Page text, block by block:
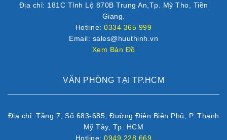
Địa chỉ: 181C Tỉnh Lộ 870B Trung An,Tp. Mỹ Tho, Tiền
Giang.
Hotline:0334 365 999
Email: sales@huuthinh.vn
Xem Bản Đồ
VĂN PHÒNG TẠI TP.HCM
Địa chỉ: Tầng 7, Số 683-685, Đường Điện Biên Phủ, P. Thạnh
Mỹ Tây, Tp. HCM
Hotline:0949 228 669